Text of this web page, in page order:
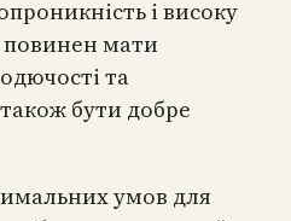
і високу
повинен мати
та
бути добре
умов для